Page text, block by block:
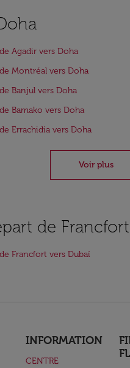
Agadir vers Doha
Montréal vers Doha
Banjul vers Doha
Bamako vers Doha
Errachidia vers Doha
Voir plus
de Francfort
Francfort vers Dubaï
INFORMATION
CENTRE